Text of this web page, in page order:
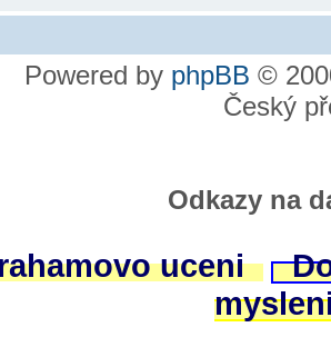
Powered by phpBB ©
Český
Odkazy na
uceni